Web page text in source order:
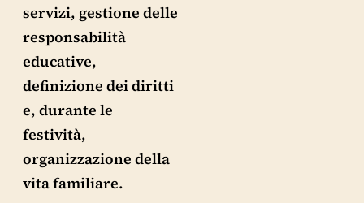
servizi, gestione delle
responsabilità
educative,
definizione dei diritti
e, durante le
festività,
organizzazione della
vita familiare.